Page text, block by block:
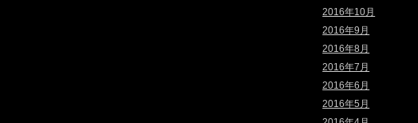
2016年10月
2016年9月
2016年8月
2016年7月
2016年6月
2016年5月